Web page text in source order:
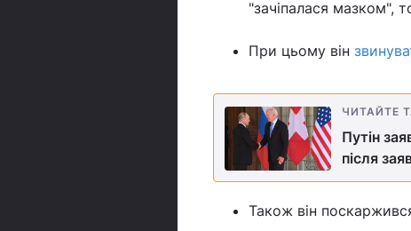
"зачіпалася мазком",
При цьому він
ЧИТАЙТЕ
Путін
після
Також він